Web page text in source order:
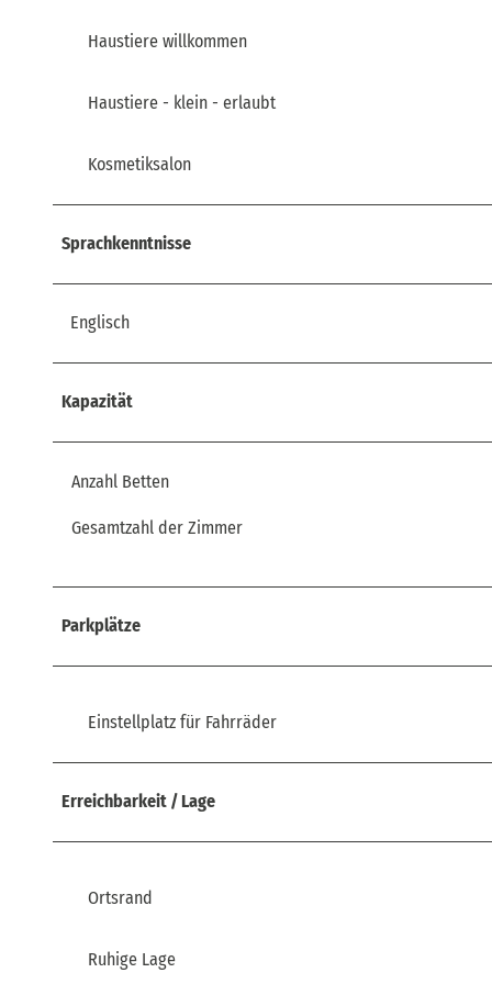
Haustiere willkommen
Haustiere - klein - erlaubt
Kosmetiksalon
Sprachkenntnisse
Englisch
Kapazität
Anzahl Betten
Gesamtzahl der Zimmer
Parkplätze
Einstellplatz für Fahrräder
Erreichbarkeit / Lage
Ortsrand
Ruhige Lage